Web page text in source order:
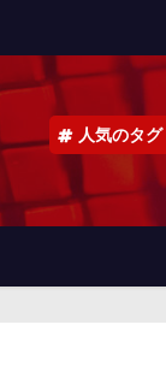
人気のタグ